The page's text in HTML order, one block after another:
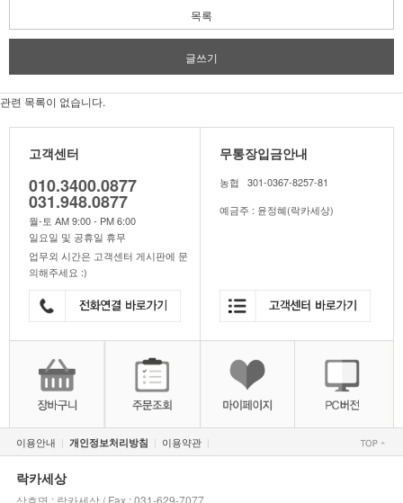
목록
글쓰기
관련 목록이 없습니다.
고객센터
010.3400.0877
031.948.0877
월-토 AM 9:00 - PM 6:00
일요일 및 공휴일 휴무
업무외 시간은 고객센터 게시판에 문
의해주세요 :)
무통장입금안내
농협 301-0367-8257-81
예금주 : 윤정혜(락카세상)
이용안내 | 개인정보처리방침 | 이용약관|
락카세상